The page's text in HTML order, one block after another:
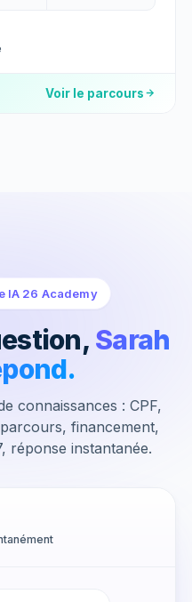
Voir le parcours
IA 26 Academy
Sarah
connaissances : CPF,
financement,
réponse instantanée.